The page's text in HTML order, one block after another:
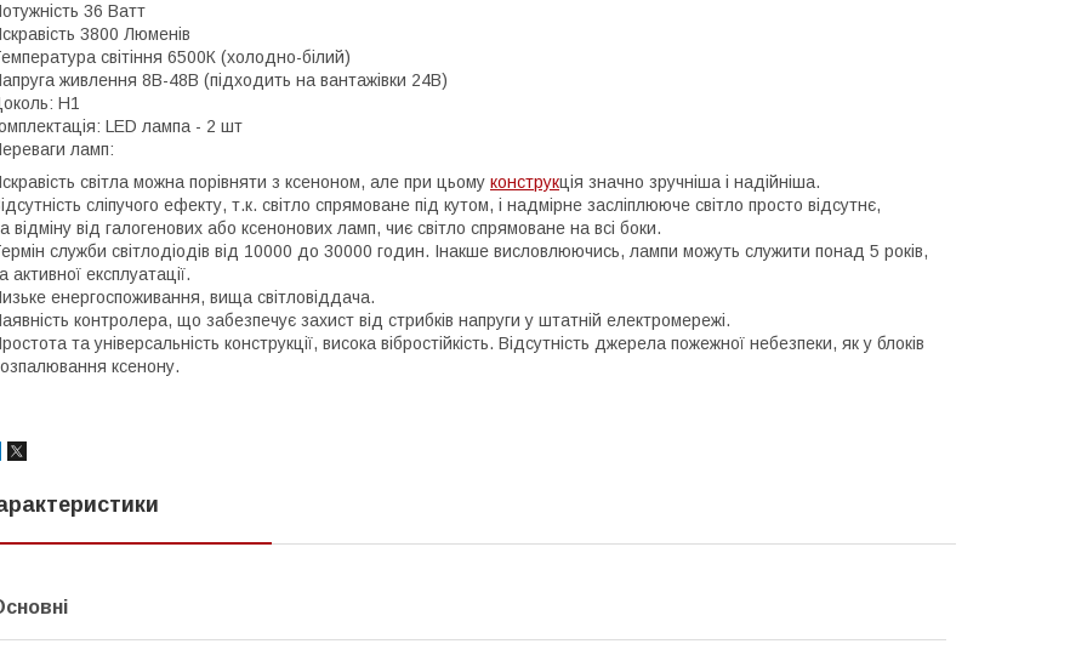
36 Ватт
3800 Люменів
світіння 6500К (холодно-білий)
живлення 8В-48В (підходить на вантажівки 24B)
Н1
LED лампа - 2 шт
ламп:
світла можна порівняти з ксеноном, але при цьому конструкція значно зручніша і надійніша.
сліпучого ефекту, т.к. світло спрямоване під кутом, і надмірне засліплююче світло просто відсутнє,
відміну від галогенових або ксенонових ламп, чиє світло спрямоване на всі боки.
служби світлодіодів від 10000 до 30000 годин. Інакше висловлюючись, лампи можуть служити понад 5 років,
активної експлуатації.
енергоспоживання, вища світловіддача.
контролера, що забезпечує захист від стрибків напруги у штатній електромережі.
та універсальність конструкції, висока вібростійкість. Відсутність джерела пожежної небезпеки, як у блоків
ксенону.